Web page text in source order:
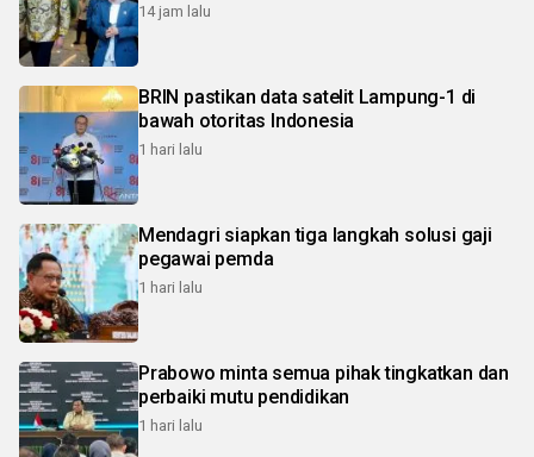
14 jam lalu
BRIN pastikan data satelit Lampung-1 di
bawah otoritas Indonesia
1 hari lalu
Mendagri siapkan tiga langkah solusi gaji
pegawai pemda
1 hari lalu
Prabowo minta semua pihak tingkatkan dan
perbaiki mutu pendidikan
1 hari lalu